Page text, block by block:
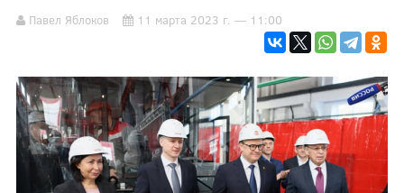
Павел Яблоков 11 марта 2023 г. — 11:00